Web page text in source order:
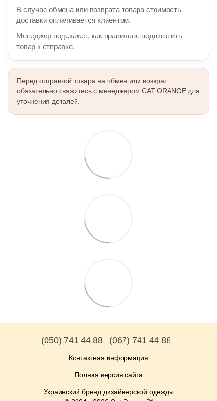
В случае обмена или возврата товара стоимость
доставки оплачивается клиентом.
Менеджер подскажет, как правильно подготовить
товар к отправке.
Перед отправкой товара на обмен или возврат
обязательно свяжитесь с менеджером CAT ORANGE для
уточнения деталей.
(050) 741 44 88 (067) 741 44 88
Контактная информация
Полная версия сайта
Украинский бренд дизайнерской одежды